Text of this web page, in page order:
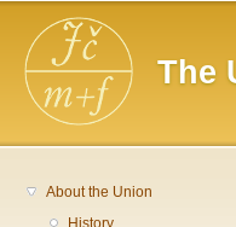
The
Main menu
About the Union
History